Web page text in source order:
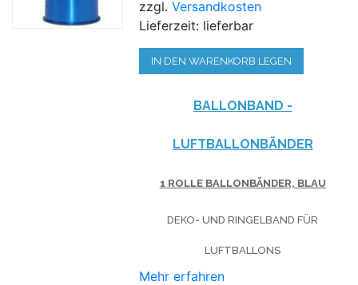
zzgl.Versandkosten
Lieferzeit: lieferbar
IN DEN WARENKORB LEGEN
BALLONBAND -
LUFTBALLONBÄNDER
1 ROLLE BALLONBÄNDER, BLAU
DEKO- UND RINGELBAND FÜR
LUFTBALLONS
Mehr erfahren